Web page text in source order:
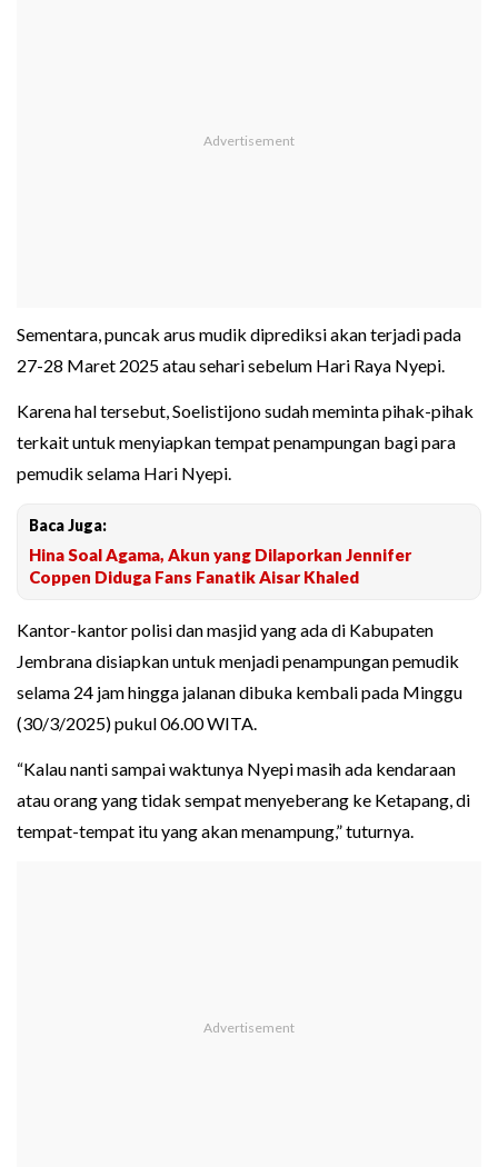
Sementara, puncak arus mudik diprediksi akan terjadi pada
27-28 Maret 2025 atau sehari sebelum Hari Raya Nyepi.
Karena hal tersebut, Soelistijono sudah meminta pihak-pihak
terkait untuk menyiapkan tempat penampungan bagi para
pemudik selama Hari Nyepi.
Baca Juga:
Hina Soal Agama, Akun yang Dilaporkan Jennifer
Coppen Diduga Fans Fanatik Aisar Khaled
Kantor-kantor polisi dan masjid yang ada di Kabupaten
Jembrana disiapkan untuk menjadi penampungan pemudik
selama 24 jam hingga jalanan dibuka kembali pada Minggu
(30/3/2025) pukul 06.00 WITA.
“Kalau nanti sampai waktunya Nyepi masih ada kendaraan
atau orang yang tidak sempat menyeberang ke Ketapang, di
tempat-tempat itu yang akan menampung,” tuturnya.